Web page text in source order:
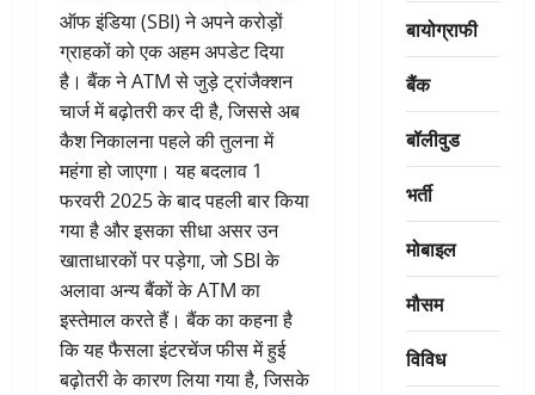
ऑफ इंडिया (SBI) ने अपने करोड़ों
ग्राहकों को एक अहम अपडेट दिया
है। बैंक ने ATM से जुड़े ट्रांजैक्शन
चार्ज में बढ़ोतरी कर दी है, जिससे अब
कैश निकालना पहले की तुलना में
महंगा हो जाएगा। यह बदलाव 1
फरवरी 2025 के बाद पहली बार किया
गया है और इसका सीधा असर उन
खाताधारकों पर पड़ेगा, जो SBI के
अलावा अन्य बैंकों के ATM का
इस्तेमाल करते हैं। बैंक का कहना है
कि यह फैसला इंटरचेंज फीस में हुई
बढ़ोतरी के कारण लिया गया है, जिसके
बायोग्राफी
बैंक
बॉलीवुड
भर्ती
मोबाइल
मौसम
विविध